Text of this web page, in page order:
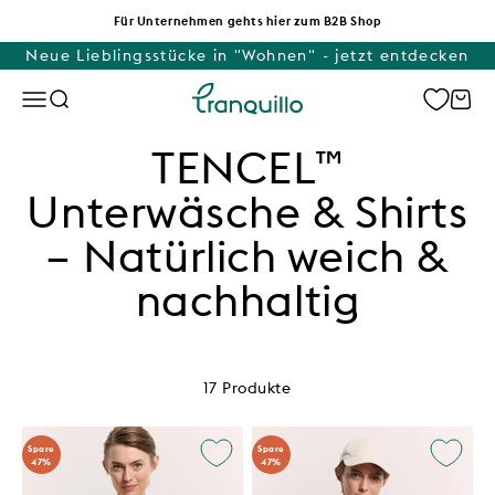
Für Unternehmen gehts hier zum B2B Shop
Neue Lieblingsstücke in "Wohnen" - jetzt entdecken
MenüSuche Tranquillo
TENCEL™
Unterwäsche & Shirts
– Natürlich weich &
nachhaltig
17 Produkte
Spare
47%
Spare
47%